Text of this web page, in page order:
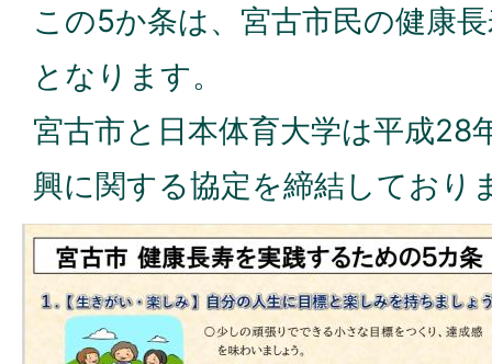
この5か条は、宮古市民の健康
となります。
宮古市と日本体育大学は平成28
興に関する協定を締結しており